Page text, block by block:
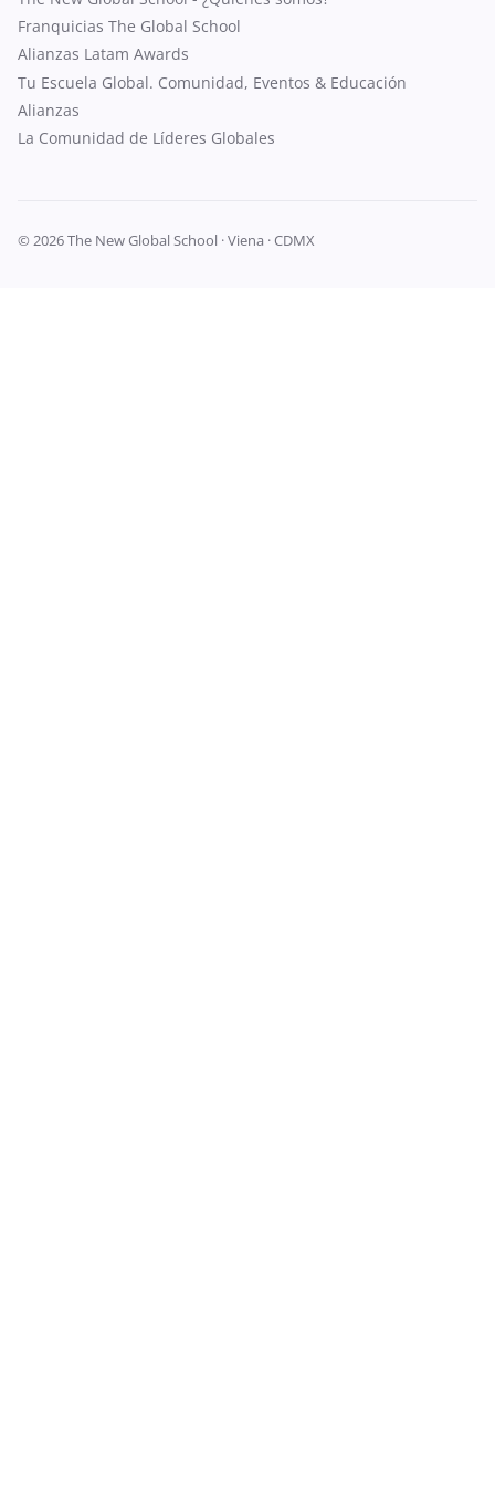
Franquicias The Global School
Alianzas Latam Awards
Tu Escuela Global. Comunidad, Eventos & Educación
Alianzas
La Comunidad de Líderes Globales
© 2026 The New Global School · Viena · CDMX